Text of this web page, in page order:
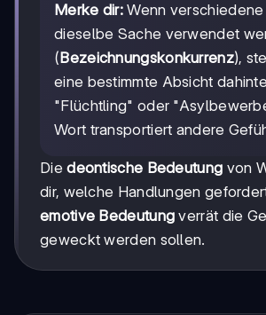
Merke dir: Wenn
dieselbe Sache verwendet
(Bezeichnungskonkurrenz),
eine bestimmte Absicht
"Flüchtling" oder
Wort transportiert andere
Diedeontische Bedeutung von
dir, welche Handlungen
emotive Bedeutung verrät die
geweckt werden sollen.